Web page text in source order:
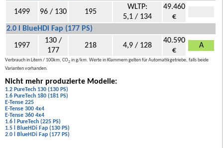
1499 96 / 130 195
WLTP:
5,1 / 134
49.460
€
2.0 l BlueHDi Fap (177 PS)
1997
130 /
177
218 4,9 / 128
40.590
€
A
Verbrauch in Litern / 100km, CO2 in g/km. Werte in Klammern gelten für Automatikgetriebe, falls beide
Varianten vorhanden.
Nicht mehr produzierte Modelle:
1.2 PureTech 130 (130 PS)
1.6 PureTech 180 (181 PS)
E-Tense 225
E-Tense 300 4x4
E-Tense 360 4x4
1.6 l PureTech (225 PS)
1.5 l BlueHDi Fap (130 PS)
2.0 l BlueHDi Fap (177 PS)